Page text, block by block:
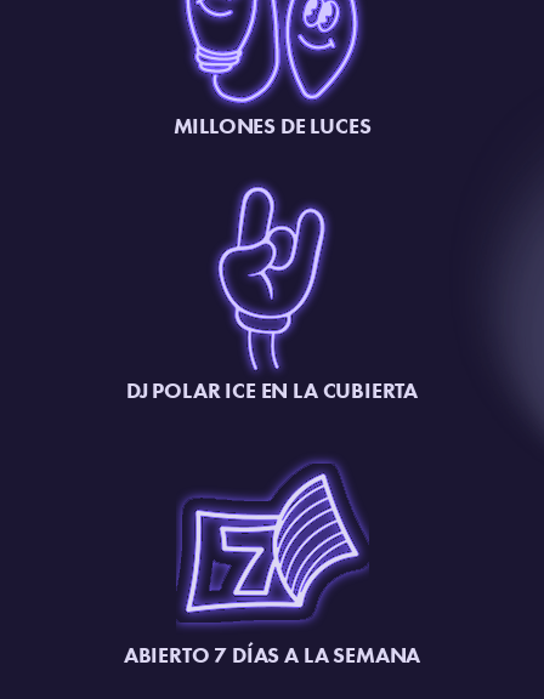
MILLONES DE LUCES
DJ POLAR ICE EN LA CUBIERTA
ABIERTO 7 DÍAS A LA SEMANA